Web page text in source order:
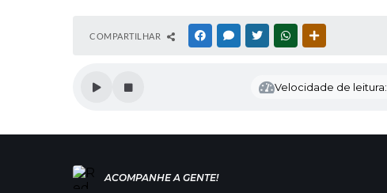
COMPARTILHAR FACEBOOKMESSENGER
TWITTERWHATSAPP
Velocidade de leitura: